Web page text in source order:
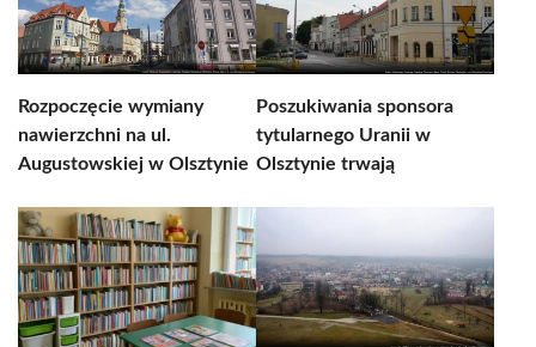
Rozpoczęcie wymiany
nawierzchni na ul.
Augustowskiej w Olsztynie
Poszukiwania sponsora
tytularnego Uranii w
Olsztynie trwają